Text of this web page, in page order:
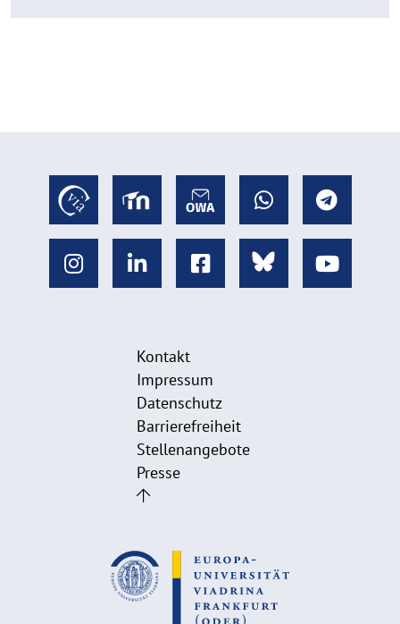
Kontakt
Impressum
Datenschutz
Barrierefreiheit
Stellenangebote
Presse